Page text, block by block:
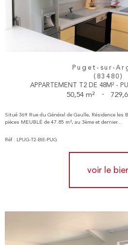
Puget-sur-
(83480)
APPARTEMENT T2 DE 48M² -
50,54 m² -
Situé 369 Rue du Général de Gaulle, Résidence les
pièces MEUBLÉ de 47.85 m², au 3ème et dernier...
Réf : LPUG-T2-BIE-PUG
voir le